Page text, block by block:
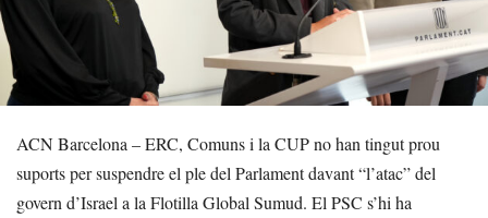
ACN Barcelona – ERC, Comuns i la CUP no han tingut prou
suports per suspendre el ple del Parlament davant “l’atac” del
govern d’Israel a la Flotilla Global Sumud. El PSC s’hi ha